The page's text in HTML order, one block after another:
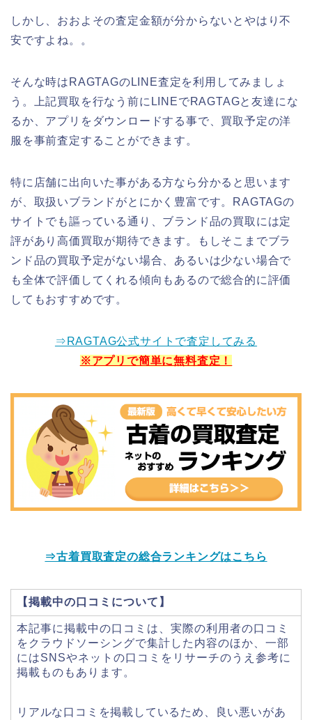
しかし、おおよその査定金額が分からないとやはり不
安ですよね。。
そんな時はRAGTAGのLINE査定を利用してみましょ
う。上記買取を行なう前にLINEでRAGTAGと友達にな
るか、アプリをダウンロードする事で、買取予定の洋
服を事前査定することができます。
特に店舗に出向いた事がある方なら分かると思います
が、取扱いブランドがとにかく豊富です。RAGTAGの
サイトでも謳っている通り、ブランド品の買取には定
評があり高価買取が期待できます。もしそこまでブラ
ンド品の買取予定がない場合、あるいは少ない場合で
も全体で評価してくれる傾向もあるので総合的に評価
してもおすすめです。
⇒RAGTAG公式サイトで査定してみる
※アプリで簡単に無料査定！
⇒古着買取査定の総合ランキングはこちら
【掲載中の口コミについて】
本記事に掲載中の口コミは、実際の利用者の口コミ
をクラウドソーシングで集計した内容のほか、一部
にはSNSやネットの口コミをリサーチのうえ参考に
掲載ものもあります。
リアルな口コミを掲載しているため、良い悪いがあ